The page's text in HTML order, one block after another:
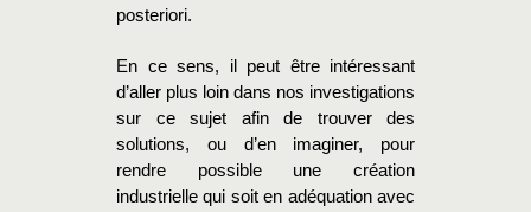
posteriori.
En ce sens, il peut être intéressant
d’aller plus loin dans nos investigations
sur ce sujet afin de trouver des
solutions, ou d’en imaginer, pour
rendre possible une création
industrielle qui soit en adéquation avec